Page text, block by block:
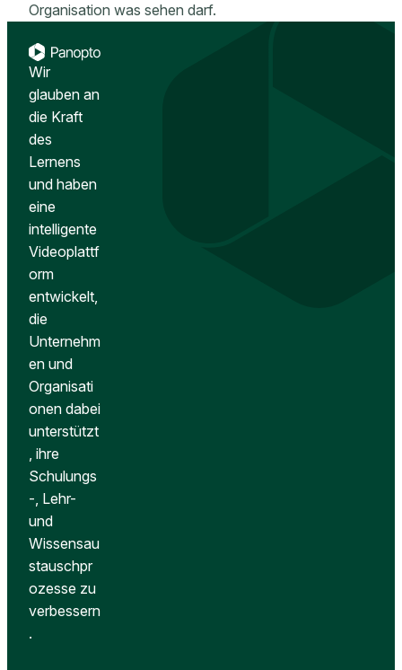
Organisation was sehen darf.
Wir
glauben an
die Kraft
des
Lernens
und haben
eine
intelligente
Videoplattf
orm
entwickelt,
die
Unternehm
en und
Organisati
onen dabei
unterstützt
, ihre
Schulungs
-, Lehr-
und
Wissensau
stauschpr
ozesse zu
verbessern
.